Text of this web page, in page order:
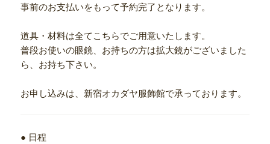
事前のお支払いをもって予約完了となります。
道具・材料は全てこちらでご用意いたします。
普段お使いの眼鏡、お持ちの方は拡大鏡がございました
ら、お持ち下さい。
お申し込みは、新宿オカダヤ服飾館で承っております。
● 日程